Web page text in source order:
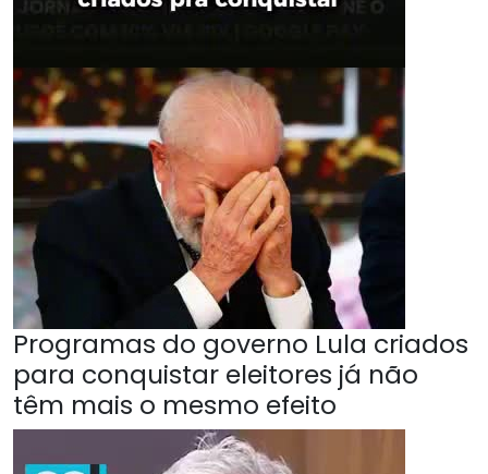
Programas do governo Lula criados
para conquistar eleitores já não
têm mais o mesmo efeito